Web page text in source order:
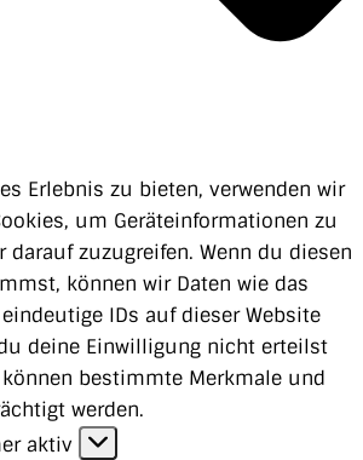
Erlebnis zu bieten, verwenden wir
um Geräteinformationen zu
darauf zuzugreifen. Wenn du diesen
können wir Daten wie das
IDs auf dieser Website
deine Einwilligung nicht erteilst
bestimmte Merkmale und
werden.
aktiv